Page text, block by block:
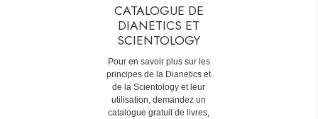
CATALOGUE DE
DIANETICS ET
SCIENTOLOGY
Pour en savoir plus sur les
principes de la Dianetics et
de la Scientology et leur
utilisation, demandez un
catalogue gratuit de livres,